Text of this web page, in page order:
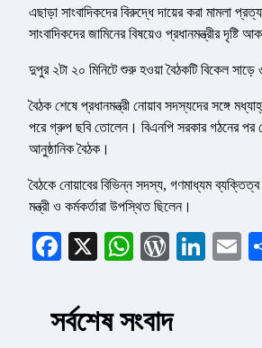
এছাড়া সাংবাদিকদের বিরুদ্ধে দায়ের করা মামলা
সাংবাদিকদের জামিনের বিষয়েও প্রধানমন্ত্রীর দৃষ্টি
দুপুর ২টা ২০ মিনিটে শুরু হওয়া বৈঠকটি বিকেল সাড়ে
বৈঠক শেষে প্রধানমন্ত্রী নোয়াব সদস্যদের সঙ্গে
পরে গ্রুপ ছবি তোলেন। বিএনপি সরকার গঠনের পর
আনুষ্ঠানিক বৈঠক।
বৈঠকে নোয়াবের বিভিন্ন সদস্য, গণমাধ্যম ব্যক্তিত্ব
মন্ত্রী ও কর্মকর্তারা উপস্থিত ছিলেন।
Facebook
X WhatsApp
সর্বশেষ সংবাদ